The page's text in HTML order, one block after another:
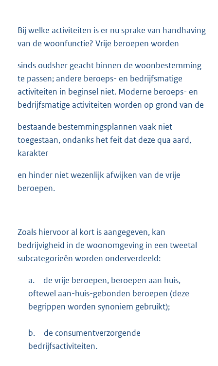
Bij welke activiteiten is er nu sprake van handhaving
van de woonfunctie? Vrije beroepen worden
sinds oudsher geacht binnen de woonbestemming
te passen; andere beroeps- en bedrijfsmatige
activiteiten in beginsel niet. Moderne beroeps- en
bedrijfsmatige activiteiten worden op grond van de
bestaande bestemmingsplannen vaak niet
toegestaan, ondanks het feit dat deze qua aard,
karakter
en hinder niet wezenlijk afwijken van de vrije
beroepen.
Zoals hiervoor al kort is aangegeven, kan
bedrijvigheid in de woonomgeving in een tweetal
subcategorieën worden onderverdeeld:
a.
de vrije beroepen, beroepen aan huis,
oftewel aan-huis-gebonden beroepen (deze
begrippen worden synoniem gebruikt);
b.
de consumentverzorgende
bedrijfsactiviteiten.